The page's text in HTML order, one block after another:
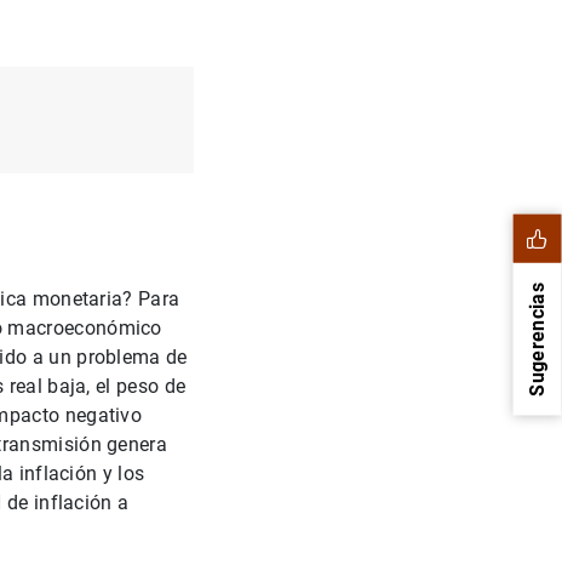
monetaria? Para
macroeconómico
a un problema de
baja, el peso de
negativo
genera
inflación y los
de inflación a
Sugerencias